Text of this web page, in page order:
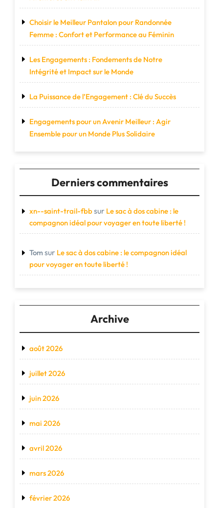
Choisir le Meilleur Pantalon pour Randonnée
Femme : Confort et Performance au Féminin
Les Engagements : Fondements de Notre
Intégrité et Impact sur le Monde
La Puissance de l’Engagement : Clé du Succès
Engagements pour un Avenir Meilleur : Agir
Ensemble pour un Monde Plus Solidaire
Derniers commentaires
xn--saint-trail-fbbsur Le sac à dos cabine : le
compagnon idéal pour voyager en toute liberté !
Tom sur Le sac à dos cabine : le compagnon idéal
pour voyager en toute liberté !
Archive
août 2026
juillet 2026
juin 2026
mai 2026
avril 2026
mars 2026
février 2026